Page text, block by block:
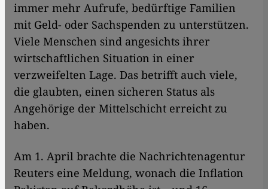
immer mehr Aufrufe, bedürftige Familien
mit Geld- oder Sachspenden zu unterstützen.
Viele Menschen sind angesichts ihrer
wirtschaftlichen Situation in einer
verzweifelten Lage. Das betrifft auch viele,
die glaubten, einen sicheren Status als
Angehörige der Mittelschicht erreicht zu
haben.
Am 1. April brachte die Nachrichtenagentur
Reuters eine Meldung, wonach die Inflation